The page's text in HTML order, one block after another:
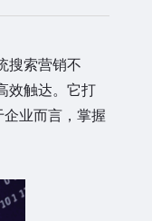
搜索营销不
效触达。它打
业而言，掌握